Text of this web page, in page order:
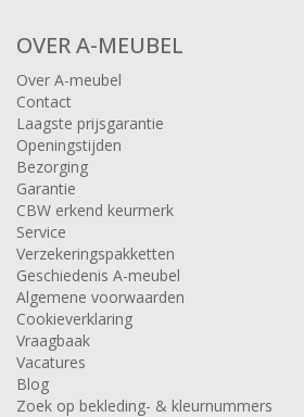
OVER A-MEUBEL
Over A-meubel
Contact
Laagste prijsgarantie
Openingstijden
Bezorging
Garantie
CBW erkend keurmerk
Service
Verzekeringspakketten
Geschiedenis A-meubel
Algemene voorwaarden
Cookieverklaring
Vraagbaak
Vacatures
Blog
Zoek op bekleding- & kleurnummers